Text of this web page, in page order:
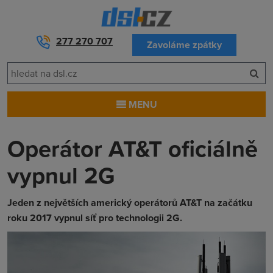
277 270 707 Zavoláme zpátky
MENU
Operátor AT&T oficiálně
vypnul 2G
Jeden z největších americký operátorů AT&T na začátku
roku 2017 vypnul síť pro technologii 2G.